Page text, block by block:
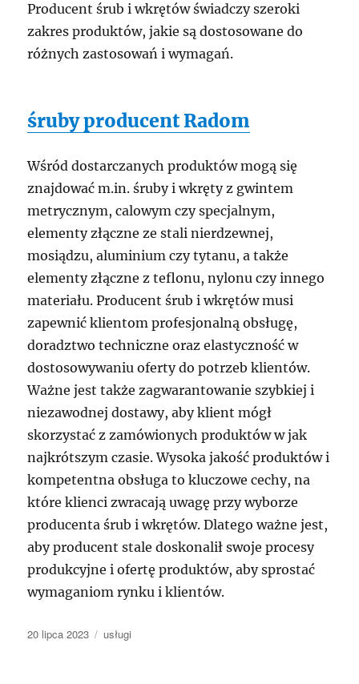
Producent śrub i wkrętów świadczy szeroki
zakres produktów, jakie są dostosowane do
różnych zastosowań i wymagań.
śruby producent Radom
Wśród dostarczanych produktów mogą się
znajdować m.in. śruby i wkręty z gwintem
metrycznym, calowym czy specjalnym,
elementy złączne ze stali nierdzewnej,
mosiądzu, aluminium czy tytanu, a także
elementy złączne z teflonu, nylonu czy innego
materiału. Producent śrub i wkrętów musi
zapewnić klientom profesjonalną obsługę,
doradztwo techniczne oraz elastyczność w
dostosowywaniu oferty do potrzeb klientów.
Ważne jest także zagwarantowanie szybkiej i
niezawodnej dostawy, aby klient mógł
skorzystać z zamówionych produktów w jak
najkrótszym czasie. Wysoka jakość produktów i
kompetentna obsługa to kluczowe cechy, na
które klienci zwracają uwagę przy wyborze
producenta śrub i wkrętów. Dlatego ważne jest,
aby producent stale doskonalił swoje procesy
produkcyjne i ofertę produktów, aby sprostać
wymaganiom rynku i klientów.
Data
20 lipca 2023 Kategorie
usługi